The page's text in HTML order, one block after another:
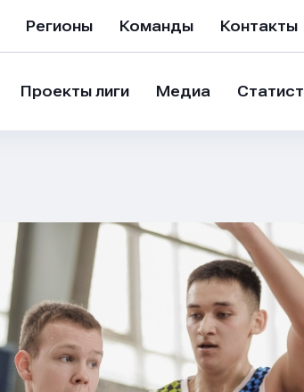
Регионы Команды Контакты
Проекты лиги Медиа